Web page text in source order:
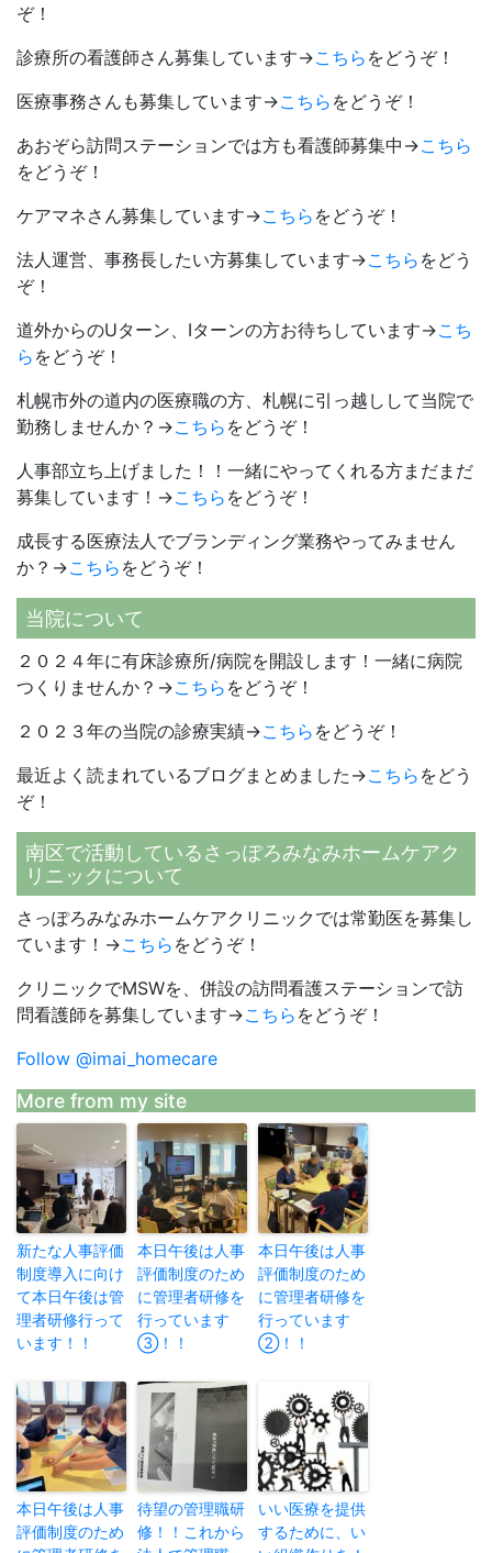
ぞ！
診療所の看護師さん募集しています→こちら をどうぞ！
医療事務さんも募集しています→こちら をどうぞ！
あおぞら訪問ステーションでは方も看護師募集中→こちら
をどうぞ！
ケアマネさん募集しています→こちら をどうぞ！
法人運営、事務長したい方募集しています→こちら をどう
ぞ！
道外からのUターン、Iターンの方お待ちしています→こち
ら をどうぞ！
札幌市外の道内の医療職の方、札幌に引っ越しして当院で
勤務しませんか？→こちら をどうぞ！
人事部立ち上げました！！一緒にやってくれる方まだまだ
募集しています！→こちら をどうぞ！
成長する医療法人でブランディング業務やってみません
か？→こちら をどうぞ！
当院について
２０２４年に有床診療所/病院を開設します！一緒に病院
つくりませんか？→こちら をどうぞ！
２０２３年の当院の診療実績→こちら をどうぞ！
最近よく読まれているブログまとめました→こちら をどう
ぞ！
南区で活動しているさっぽろみなみホームケアク
リニックについて
さっぽろみなみホームケアクリニックでは常勤医を募集し
ています！→こちら をどうぞ！
クリニックでMSWを、併設の訪問看護ステーションで訪
問看護師を募集しています→こちら をどうぞ！
Follow @imai_homecare
More from my site
新たな人事評価
制度導入に向け
て本日午後は管
理者研修行って
います！！
本日午後は人事
評価制度のため
に管理者研修を
行っています
③！！
本日午後は人事
評価制度のため
に管理者研修を
行っています
②！！
本日午後は人事
評価制度のため
待望の管理職研
修！！これから
いい医療を提供
するために、い